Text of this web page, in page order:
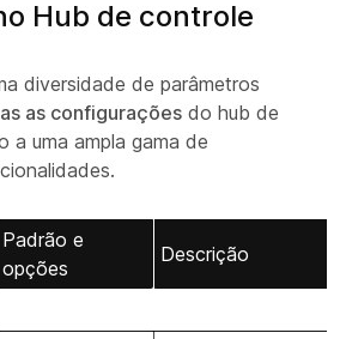
Hub de controle
diversidade de parâmetros
as configurações do hub de
a uma ampla gama de
Padrão e
opções
Descrição